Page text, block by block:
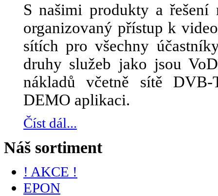
S našimi produkty a řešení
organizovaný přístup k
sítích pro všechny
druhy služeb jako jsou
nákladů včetně sítě
DEMO aplikaci.
Číst dál...
Náš sortiment
! AKCE !
EPON